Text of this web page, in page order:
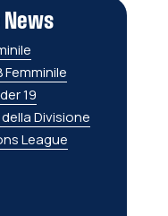
News
Femminile
19
Divisione
League